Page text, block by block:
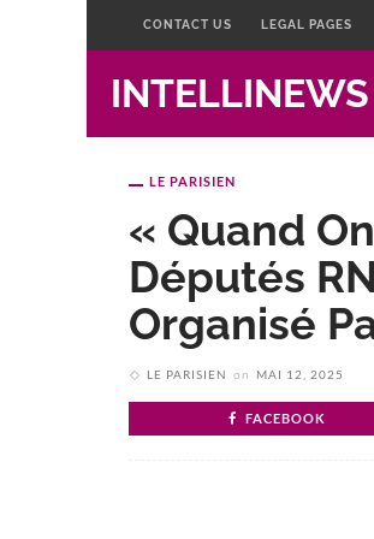
CONTACT US LEGAL PAGES
INTELLINEWS
LE PARISIEN
« Quand
Députés
Organisé
LE PARISIEN on MAI 12, 2025
FACEBOOK